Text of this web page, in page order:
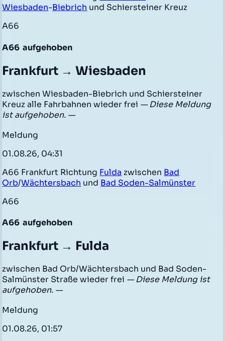
Wiesbaden-Biebrich und Schiersteiner Kreuz
A66
A66 aufgehoben
Frankfurt → Wiesbaden
zwischen Wiesbaden-Biebrich und Schiersteiner
Kreuz alle Fahrbahnen wieder frei — Diese Meldung
ist aufgehoben. —
Meldung
01.08.26, 04:31
A66 Frankfurt Richtung Fulda zwischen Bad
Orb/Wächtersbach und Bad Soden-Salmünster
A66
A66 aufgehoben
Frankfurt → Fulda
zwischen Bad Orb/Wächtersbach und Bad Soden-
Salmünster Straße wieder frei — Diese Meldung ist
aufgehoben. —
Meldung
01.08.26, 01:57